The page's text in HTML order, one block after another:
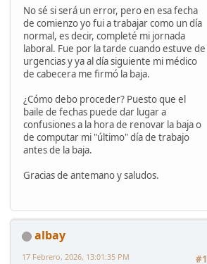
No sé si será un error, pero en esa fecha
de comienzo yo fui a trabajar como un día
normal, es decir, completé mi jornada
laboral. Fue por la tarde cuando estuve de
urgencias y ya al día siguiente mi médico
de cabecera me firmó la baja.
¿Cómo debo proceder? Puesto que el
baile de fechas puede dar lugar a
confusiones a la hora de renovar la baja o
de computar mi "último" día de trabajo
antes de la baja.
Gracias de antemano y saludos.
albay
#1
17 Febrero, 2026, 13:01:35 PM